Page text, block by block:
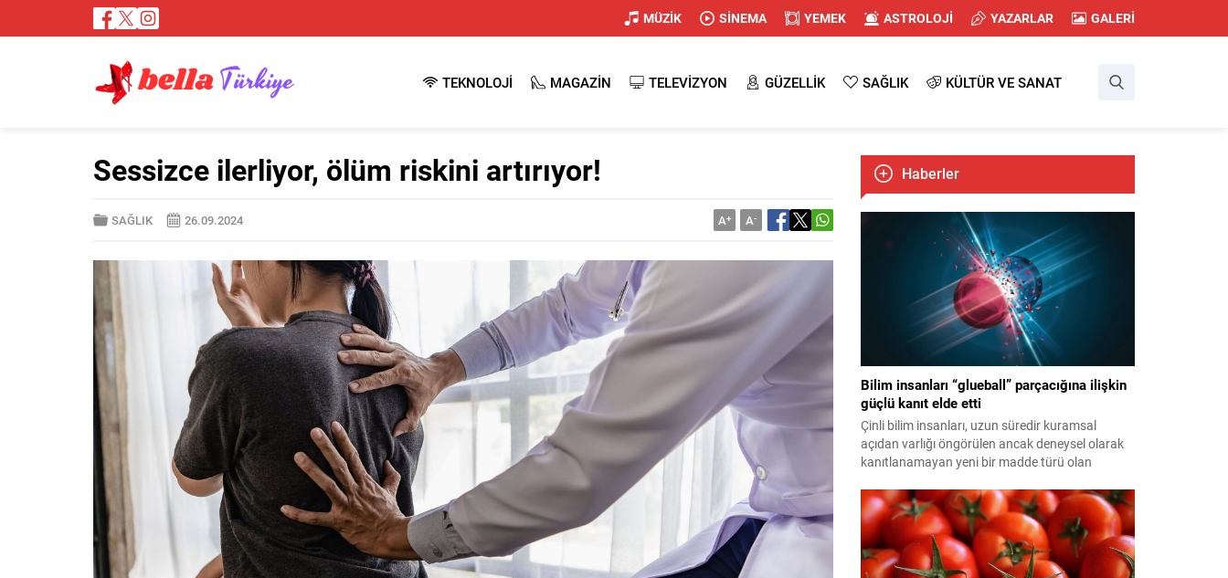
MÜZİK SİNEMA YEMEK ASTROLOJİ YAZARLAR GALERİ
TEKNOLOJİ MAGAZİN TELEVİZYON GÜZELLİK SAĞLIK KÜLTÜR VE SANAT
Sessizce ilerliyor, ölüm riskini artırıyor!
SAĞLIK 26.09.2024 A+ A-
Haberler
Bilim insanları “glueball” parçacığına ilişkin
güçlü kanıt elde etti
Çinli bilim insanları, uzun süredir kuramsal
açıdan varlığı öngörülen ancak deneysel olarak
kanıtlanamayan yeni bir madde türü olan
kanıt elde etti.